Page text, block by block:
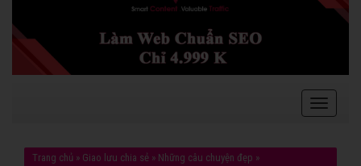
Trang chủ » Giao lưu chia sẻ » Những câu chuyện đẹp »